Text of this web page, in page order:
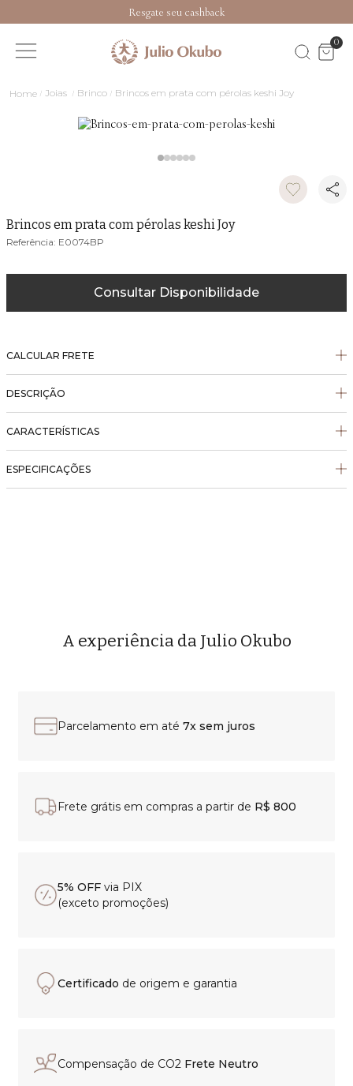
Resgate seu cashback
0
Joias Brinco Brincos em prata com pérolas keshi Joy
Brincos em prata com pérolas keshi Joy
E0074BP
Consultar Disponibilidade
CALCULAR FRETE
DESCRIÇÃO
CARACTERÍSTICAS
ESPECIFICAÇÕES
A experiência da Julio Okubo
Parcelamento em até 7x sem juros
Frete grátis em compras a partir de R$ 800
5% OFF via PIX
(exceto promoções)
Certificado de origem e garantia
Compensação de CO2 Frete Neutro